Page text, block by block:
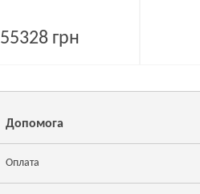
55328 грн
Допомога
Оплата